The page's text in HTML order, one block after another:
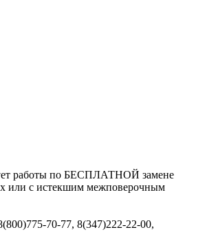
работы по БЕСПЛАТНОЙ замене
или с истекшим межповерочным
70-77, 8(347)222-22-00,